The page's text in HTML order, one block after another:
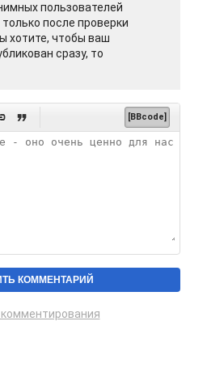
пользователей
после проверки
хотите, чтобы ваш
сразу, то
 [BBcode]